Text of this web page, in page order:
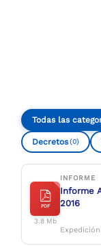
Todas las
Decretos(0)
PDF
3.8 Mb
INFORME
Informe
2016